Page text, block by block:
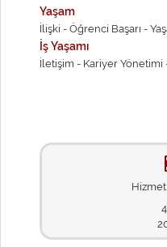
Yaşam
İlişki - Öğrenci Başarı -
İş Yaşamı
İletişim - Kariyer Yönetimi
Hizmet